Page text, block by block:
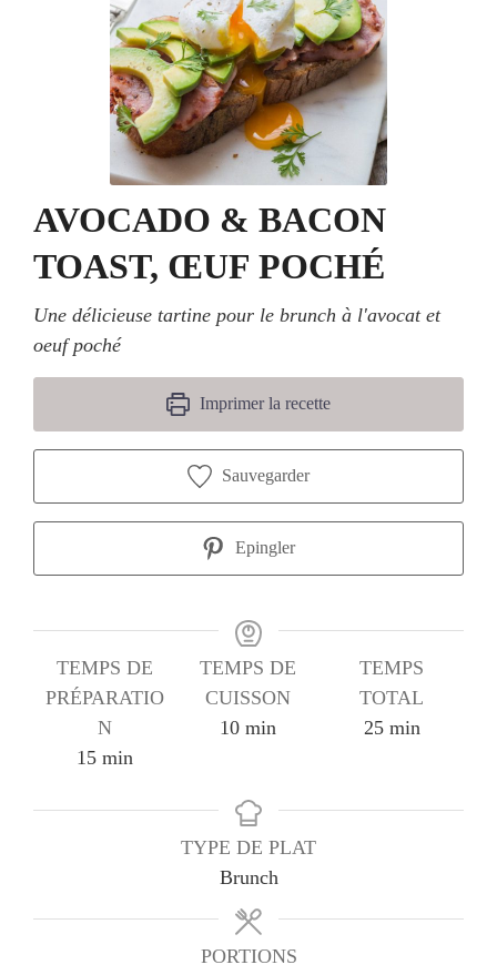
AVOCADO & BACON
TOAST, ŒUF POCHÉ
Une délicieuse tartine pour le brunch à l'avocat et
oeuf poché
Imprimer la recette
Sauvegarder
Epingler
TEMPS DE
PRÉPARATIO
N
15minutes
min
TEMPS DE
CUISSON
10minutes
min
TEMPS
TOTAL
25minutes
min
TYPE DE PLAT
Brunch
PORTIONS